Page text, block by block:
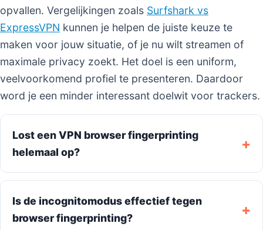
opvallen. Vergelijkingen zoals Surfshark vs
ExpressVPN kunnen je helpen de juiste keuze te
maken voor jouw situatie, of je nu wilt streamen of
maximale privacy zoekt. Het doel is een uniform,
veelvoorkomend profiel te presenteren. Daardoor
word je een minder interessant doelwit voor trackers.
Lost een VPN browser fingerprinting
helemaal op?
Is de incognitomodus effectief tegen
browser fingerprinting?